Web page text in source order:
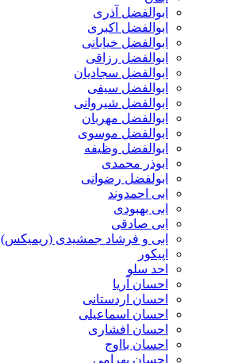
ابوالفضل آذری
ابوالفضل اکبری
ابوالفضل خیابانی
ابوالفضل رزاقی
ابوالفضل سجادیان
ابوالفضل سیفی
ابوالفضل شیروانی
ابوالفضل مهربان
ابوالفضل موسوی
ابوالفضل وظیفه
ابوذر محمدی
ابولفضل رضوانی
ابی احمدوند
ابی بهبودی
ابی صادقی
ابی و فرشاد جمشیدی (ریمیکس)
اپیکور
احد سلو
احسان آریا
احسان اردستانی
احسان اسماعیلی
احسان افشاری
احسان بااوج
احسان بهرامی